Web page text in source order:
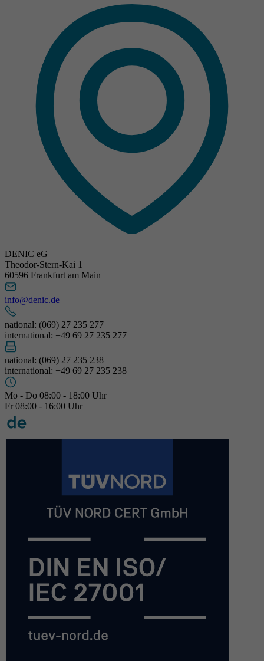
DENIC eG
Theodor-Stern-Kai 1
60596 Frankfurt am Main
info@denic.de
national: (069) 27 235 277
international: +49 69 27 235 277
national: (069) 27 235 238
international: +49 69 27 235 238
Mo - Do 08:00 - 18:00 Uhr
Fr 08:00 - 16:00 Uhr